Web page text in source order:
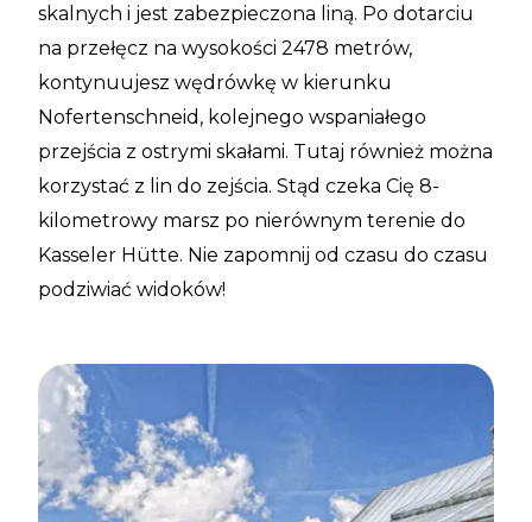
skalnych i jest zabezpieczona liną. Po dotarciu
na przełęcz na wysokości 2478 metrów,
kontynuujesz wędrówkę w kierunku
Nofertenschneid, kolejnego wspaniałego
przejścia z ostrymi skałami. Tutaj również można
korzystać z lin do zejścia. Stąd czeka Cię 8-
kilometrowy marsz po nierównym terenie do
Kasseler Hütte. Nie zapomnij od czasu do czasu
podziwiać widoków!